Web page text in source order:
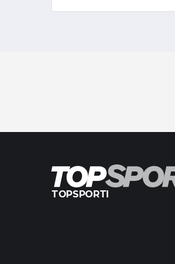
TOPSPORTI